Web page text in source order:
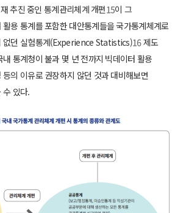
추진 중인 통계관리체계 개편15이 그
용 통계를 포함한 대안통계들을 국가통계체계로
없던 실험통계(Experience Statistics)16제도
통계청이 불과 몇 년 전까지 빅데이터 활용
의 이유로 권장하지 않던 것과 대비해보면
수 있다.